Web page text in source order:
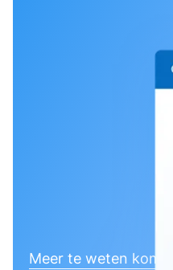
Meer te weten komen